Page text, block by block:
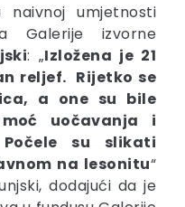
umjetnosti
Galerije izvorne
: „Izložena je 21
reljef. Rijetko se
a one su bile
uočavanja i
su slikati
na lesonitu“
dodajući da je